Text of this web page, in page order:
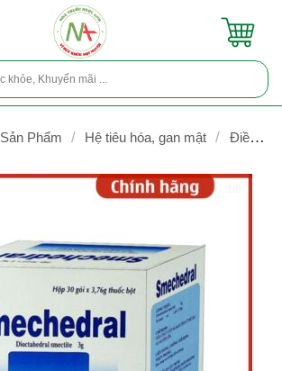
Sản Phẩm / Hệ tiêu hóa, gan mật /
Điều trị